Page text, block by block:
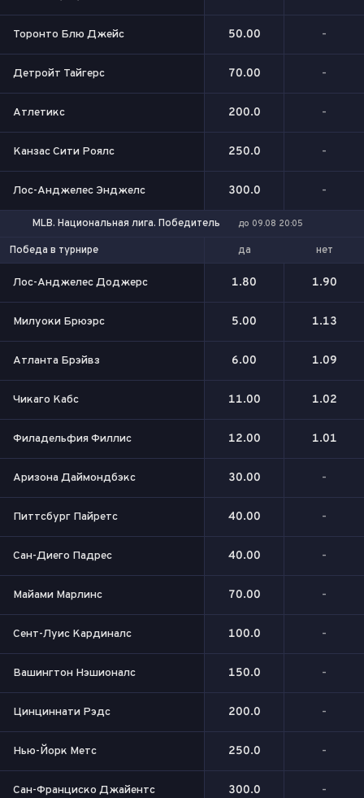
Торонто Блю Джейс 50.00 -
Детройт Тайгерс 70.00 -
Атлетикс 200.0 -
Канзас Сити Роялс 250.0 -
Лос-Анджелес Энджелс 300.0 -
MLB. Национальная лига. Победитель до 09.08 20:05
Победа в турнире да нет
Лос-Анджелес Доджерс 1.80 1.90
Милуоки Брюэрс 5.00 1.13
Атланта Брэйвз 6.00 1.09
Чикаго Кабс 11.00 1.02
Филадельфия Филлис 12.00 1.01
Аризона Даймондбэкс 30.00 -
Питтсбург Пайретс 40.00 -
Сан-Диего Падрес 40.00 -
Майами Марлинс 70.00 -
Сент-Луис Кардиналс 100.0 -
Вашингтон Нэшионалс 150.0 -
Цинциннати Рэдс 200.0 -
Нью-Йорк Метс 250.0 -
Сан-Франциско Джайентс 300.0 -